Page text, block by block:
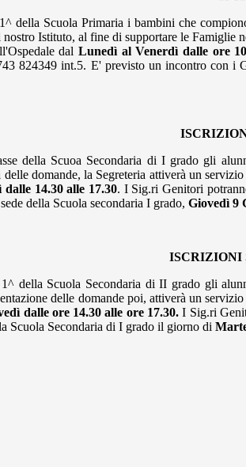
della Scuola Primaria i bambini che
Istituto, al fine di supportare le
dalLunedì al Venerdì dalle ore
824349 int.5. E' previsto un incontro con i
della Scuoa Secondaria di I grado gli
domande, la Segreteria attiverà un
14.30 alle 17.30. I Sig.ri Genitori
della Scuola secondaria I grado, Giovedì 9
ISCRIZIONI
della Scuola Secondaria di II grado gli
delle domande poi, attiverà un
dalle ore 14.30 alle ore 17.30. I Sig.ri
Scuola Secondaria di I grado il giorno di